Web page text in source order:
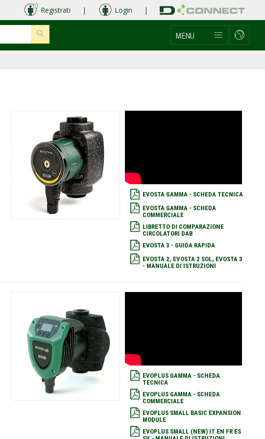
Registrati | Login |
MENU
EVOSTA GAMMA - SCHEDA TECNICA
EVOSTA GAMMA - SCHEDA
COMMERCIALE
LIBRETTO DI COMPARAZIONE
CIRCOLATORI DAB
EVOSTA 3 - GUIDA RAPIDA
EVOSTA 2, EVOSTA 2 SOL, EVOSTA 3
- MANUALE DI ISTRUZIONI
EVOPLUS GAMMA - SCHEDA
TECNICA
EVOPLUS GAMMA - SCHEDA
COMMERCIALE
EVOPLUS SMALL BASIC EXPANSION
MODULE
EVOPLUS SMALL (NEW) IT EN FR ES